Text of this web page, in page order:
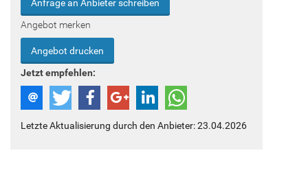
Anfrage an Anbieter schreiben
Angebot merken
Angebot drucken
Jetzt empfehlen:
Letzte Aktualisierung durch den Anbieter: 23.04.2026